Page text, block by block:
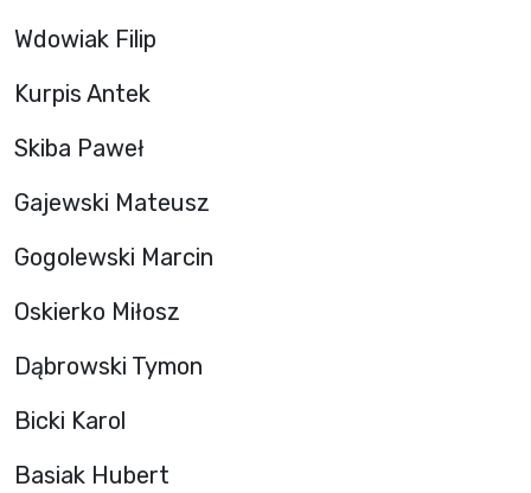
Wdowiak Filip
Kurpis Antek
Skiba Paweł
Gajewski Mateusz
Gogolewski Marcin
Oskierko Miłosz
Dąbrowski Tymon
Bicki Karol
Basiak Hubert